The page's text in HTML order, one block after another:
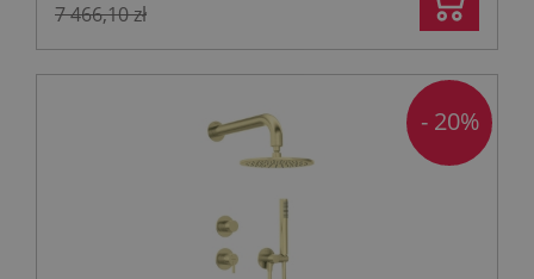
7 466,10 zł
- 20%